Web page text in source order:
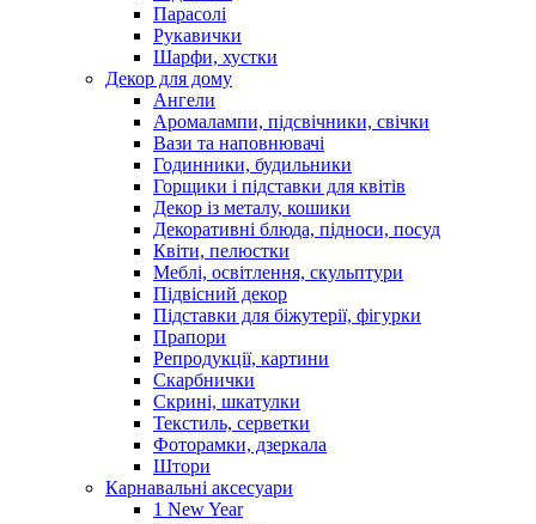
Парасолі
Рукавички
Шарфи, хустки
Декор для дому
Ангели
Аромалампи, підсвічники, свічки
Вази та наповнювачі
Годинники, будильники
Горщики і підставки для квітів
Декор із металу, кошики
Декоративні блюда, підноси, посуд
Квіти, пелюстки
Меблі, освітлення, скульптури
Підвісний декор
Підставки для біжутерії, фігурки
Прапори
Репродукції, картини
Скарбнички
Скрині, шкатулки
Текстиль, серветки
Фоторамки, дзеркала
Штори
Карнавальні аксесуари
1 New Year